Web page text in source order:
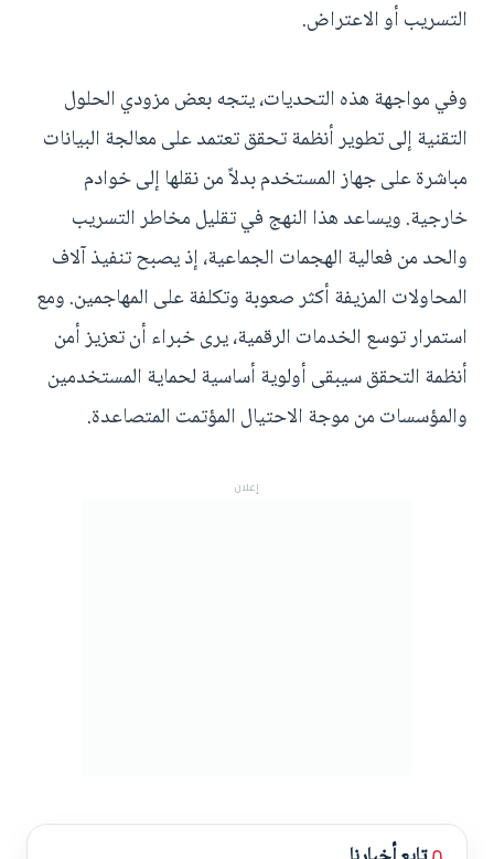
التسريب أو الاعتراض.
وفي مواجهة هذه التحديات، يتجه بعض مزودي الحلول
التقنية إلى تطوير أنظمة تحقق تعتمد على معالجة البيانات
مباشرة على جهاز المستخدم بدلاً من نقلها إلى خوادم
خارجية. ويساعد هذا النهج في تقليل مخاطر التسريب
والحد من فعالية الهجمات الجماعية، إذ يصبح تنفيذ آلاف
المحاولات المزيفة أكثر صعوبة وتكلفة على المهاجمين. ومع
استمرار توسع الخدمات الرقمية، يرى خبراء أن تعزيز أمن
أنظمة التحقق سيبقى أولوية أساسية لحماية المستخدمين
والمؤسسات من موجة الاحتيال المؤتمت المتصاعدة.
إعلان